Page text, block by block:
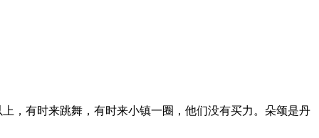
，有时来跳舞，有时来小镇一圈，他们没有买力。朵颂是丹